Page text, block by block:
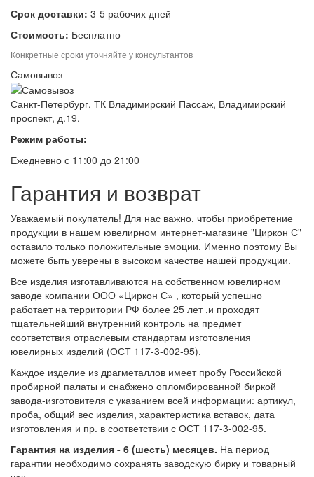
Срок доставки: 3-5 рабочих дней
Стоимость: Бесплатно
Конкретные сроки уточняйте у консультантов
Самовывоз
Санкт-Петербург, ТК Владимирский Пассаж, Владимирский
проспект, д.19.
Режим работы:
Ежедневно с 11:00 до 21:00
Гарантия и возврат
Уважаемый покупатель! Для нас важно, чтобы приобретение
продукции в нашем ювелирном интернет-магазине "Циркон С"
оставило только положительные эмоции. Именно поэтому Вы
можете быть уверены в высоком качестве нашей продукции.
Все изделия изготавливаются на собственном ювелирном
заводе компании ООО «Циркон С» , который успешно
работает на территории РФ более 25 лет ,и проходят
тщательнейший внутренний контроль на предмет
соответствия отраслевым стандартам изготовления
ювелирных изделий (ОСТ 117-3-002-95).
Каждое изделие из драгметаллов имеет пробу Российской
пробирной палаты и снабжено опломбированной биркой
завода-изготовителя с указанием всей информации: артикул,
проба, общий вес изделия, характеристика вставок, дата
изготовления и пр. в соответствии с ОСТ 117-3-002-95.
Гарантия на изделия - 6 (шесть) месяцев. На период
гарантии необходимо сохранять заводскую бирку и товарный